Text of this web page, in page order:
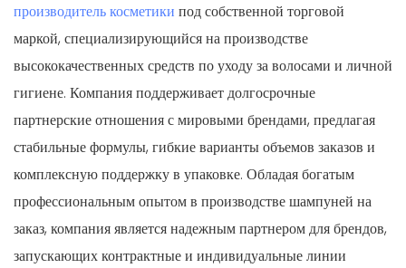
производитель косметики под собственной торговой
маркой, специализирующийся на производстве
высококачественных средств по уходу за волосами и личной
гигиене. Компания поддерживает долгосрочные
партнерские отношения с мировыми брендами, предлагая
стабильные формулы, гибкие варианты объемов заказов и
комплексную поддержку в упаковке. Обладая богатым
профессиональным опытом в производстве шампуней на
заказ, компания является надежным партнером для брендов,
запускающих контрактные и индивидуальные линии